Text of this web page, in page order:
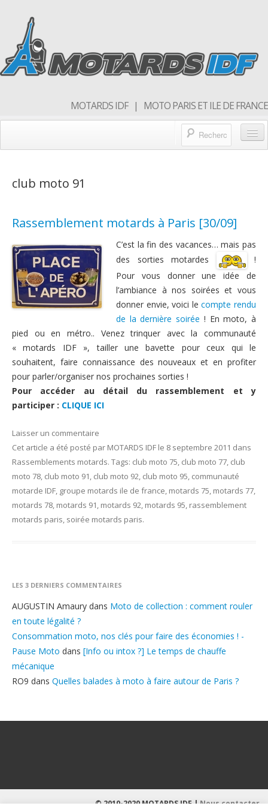
MOTARDS IDF | MOTO PARIS ET ILE DE FRANCE
Forum
Rejoins nous
Nous contacter
club moto 91
Rassemblement motards à Paris [30/09]
C’est la fin des vacances… mais pas
des sorties motardes
!
Pour vous donner une idée de
l’ambiance à nos soirées et vous
donner envie, voici lecompte rendu
de la dernière soirée ! En moto, à
pied ou en métro.. Venez trinquer avec la communauté
« motards IDF », tailler une bavette pour ceux qui le
souhaitent, faire connaissance des nouveaux et en profiter
pour parler/organiser nos prochaines sorties !
Pour accéder au détail du rassemblement et y
participer : CLIQUE ICI
Laisser un commentaire
Cet article a été posté par MOTARDS IDF le 8 septembre 2011 dans
Rassemblements motards. Tags: club moto 75, club moto 77, club
moto 78, club moto 91, club moto 92, club moto 95, communauté
motarde IDF, groupe motards ile de france, motards 75, motards 77,
motards 78, motards 91, motards 92, motards 95, rassemblement
motards paris, soirée motards paris.
LES 3 DERNIERS COMMENTAIRES
AUGUSTIN Amaury dans Moto de collection : comment rouler
en toute légalité ?
Consommation moto, nos clés pour faire des économies ! -
Pause Moto dans [Info ou intox ?] Le temps de chauffe
mécanique
RO9 dans Quelles balades à moto à faire autour de Paris ?
© 2010-2020 MOTARDS IDF |Nous contacter